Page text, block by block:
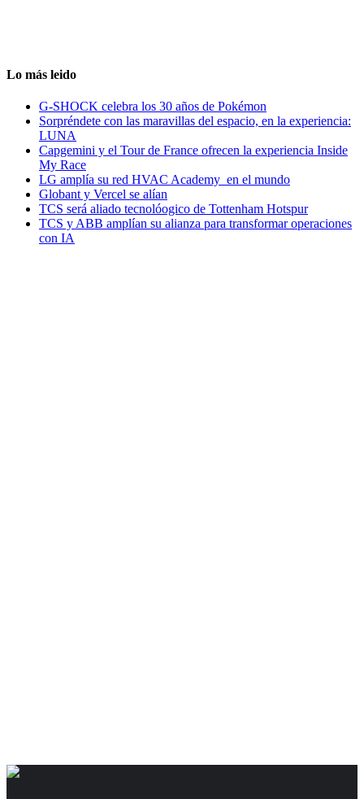
Lo más leido
G-SHOCK celebra los 30 años de Pokémon
Sorpréndete con las maravillas del espacio, en la experiencia:
LUNA
Capgemini y el Tour de France ofrecen la experiencia Inside
My Race
LG amplía su red HVAC Academy en el mundo
Globant y Vercel se alían
TCS será aliado tecnolóogico de Tottenham Hotspur
TCS y ABB amplían su alianza para transformar operaciones
con IA